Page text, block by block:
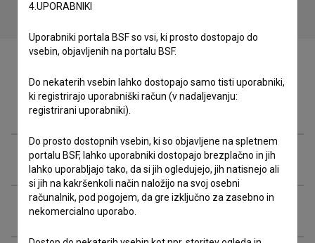
Ekipa
Organizacije
Glasba
4.UPORABNIKI
Uporabniki portala BSF so vsi, ki prosto dostopajo do
vsebin, objavljenih na portalu BSF.
Do nekaterih vsebin lahko dostopajo samo tisti uporabniki,
ki registrirajo uporabniški račun (v nadaljevanju:
registrirani uporabniki).
Do prosto dostopnih vsebin, ki so objavljene na spletnem
portalu BSF, lahko uporabniki dostopajo brezplačno in jih
lahko uporabljajo tako, da si jih ogledujejo, jih natisnejo ali
si jih na kakršenkoli način naložijo na svoj osebni
računalnik, pod pogojem, da gre izključno za zasebno in
nekomercialno uporabo.